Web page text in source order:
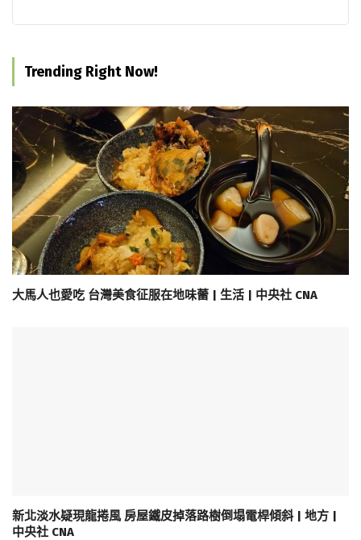
Trending Right Now!
大馬人也愛吃 台灣美食征服在地味蕾 | 生活 | 中央社 CNA
新北淡水疑現龍捲風 房屋鐵皮掉落路樹倒塌電桿傾斜 | 地方 |
中央社 CNA